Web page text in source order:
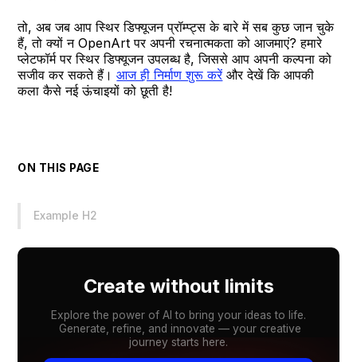
तो, अब जब आप स्थिर डिफ्यूजन प्रॉम्प्ट्स के बारे में सब कुछ जान चुके
हैं, तो क्यों न OpenArt पर अपनी रचनात्मकता को आजमाएं? हमारे
प्लेटफॉर्म पर स्थिर डिफ्यूजन उपलब्ध है, जिससे आप अपनी कल्पना को
सजीव कर सकते हैं।आज ही निर्माण शुरू करेंऔर देखें कि आपकी
कला कैसे नई ऊंचाइयों को छूती है!
ON THIS PAGE
Example H2
Create without limits
Explore the power of AI to bring your ideas to life.
Generate, refine, and innovate — your creative
journey starts here.